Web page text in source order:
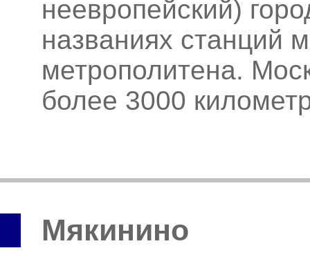
неевропейский)
названиях станций
метрополитена.
более 3000
Мякинино